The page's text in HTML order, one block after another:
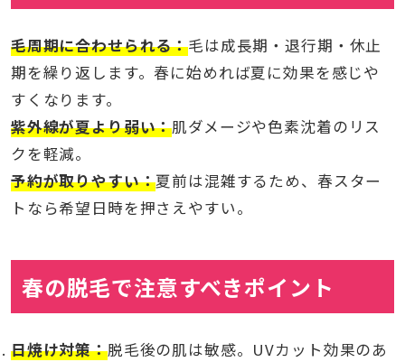
毛周期に合わせられる：毛は成長期・退行期・休止
期を繰り返します。春に始めれば夏に効果を感じや
すくなります。
紫外線が夏より弱い：肌ダメージや色素沈着のリス
クを軽減。
予約が取りやすい：夏前は混雑するため、春スター
トなら希望日時を押さえやすい。
春の脱毛で注意すべきポイント
日焼け対策：脱毛後の肌は敏感。UVカット効果のあ